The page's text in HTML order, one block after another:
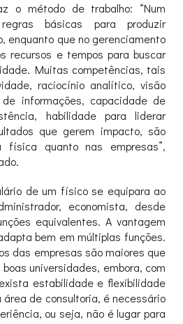
o método de trabalho: “Num
básicas para produzir
enquanto que no gerenciamento
recursos e tempos para buscar
Muitas competências, tais
raciocínio analítico, visão
informações, capacidade de
habilidade para liderar
que gerem impacto, são
física quanto nas empresas”,
de um físico se equipara ao
economista, desde
equivalentes. A vantagem
bem em múltiplas funções.
das empresas são maiores que
universidades, embora, com
estabilidade e flexibilidade
de consultoria, é necessário
ou seja, não é lugar para